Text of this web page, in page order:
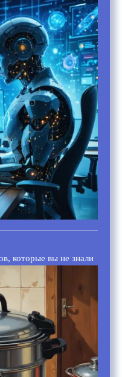
которые вы не знали